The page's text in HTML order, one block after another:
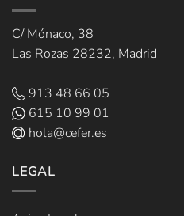
C/ Mónaco, 38
Las Rozas 28232, Madrid
913 48 66 05
615 10 99 01
hola@cefer.es
LEGAL